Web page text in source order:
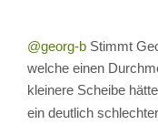
@georg-b Stimmt
welche einen
kleinere Scheibe
ein deutlich